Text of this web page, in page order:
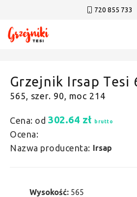
720 855 733
Grzejnik Irsap Tesi
565, szer. 90, moc 214
Cena: od 302.64 zł brutto
Ocena:
Nazwa producenta: Irsap
Wysokość: 565